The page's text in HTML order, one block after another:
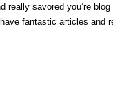
really savored you’re
fantastic articles and